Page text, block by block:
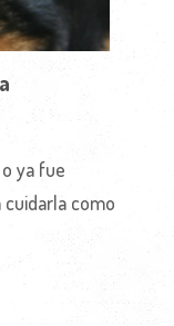
ya fue
como